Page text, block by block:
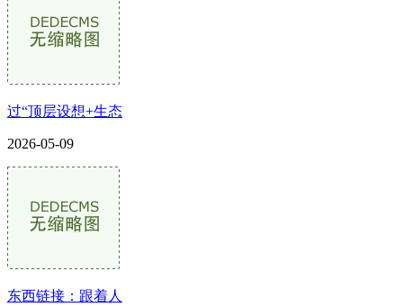
过“顶层设想+生态
2026-05-09
东西链接：跟着人